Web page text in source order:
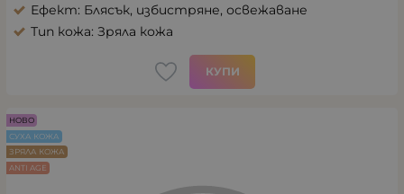
Ефект: Блясък, избистряне, освежаване
Тип кожа: Зряла кожа
КУПИ
НОВО
СУХА КОЖА
ЗРЯЛА КОЖА
ANTI AGE